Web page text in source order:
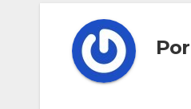
Por